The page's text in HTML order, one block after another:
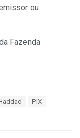
ou
Fazenda
PIX